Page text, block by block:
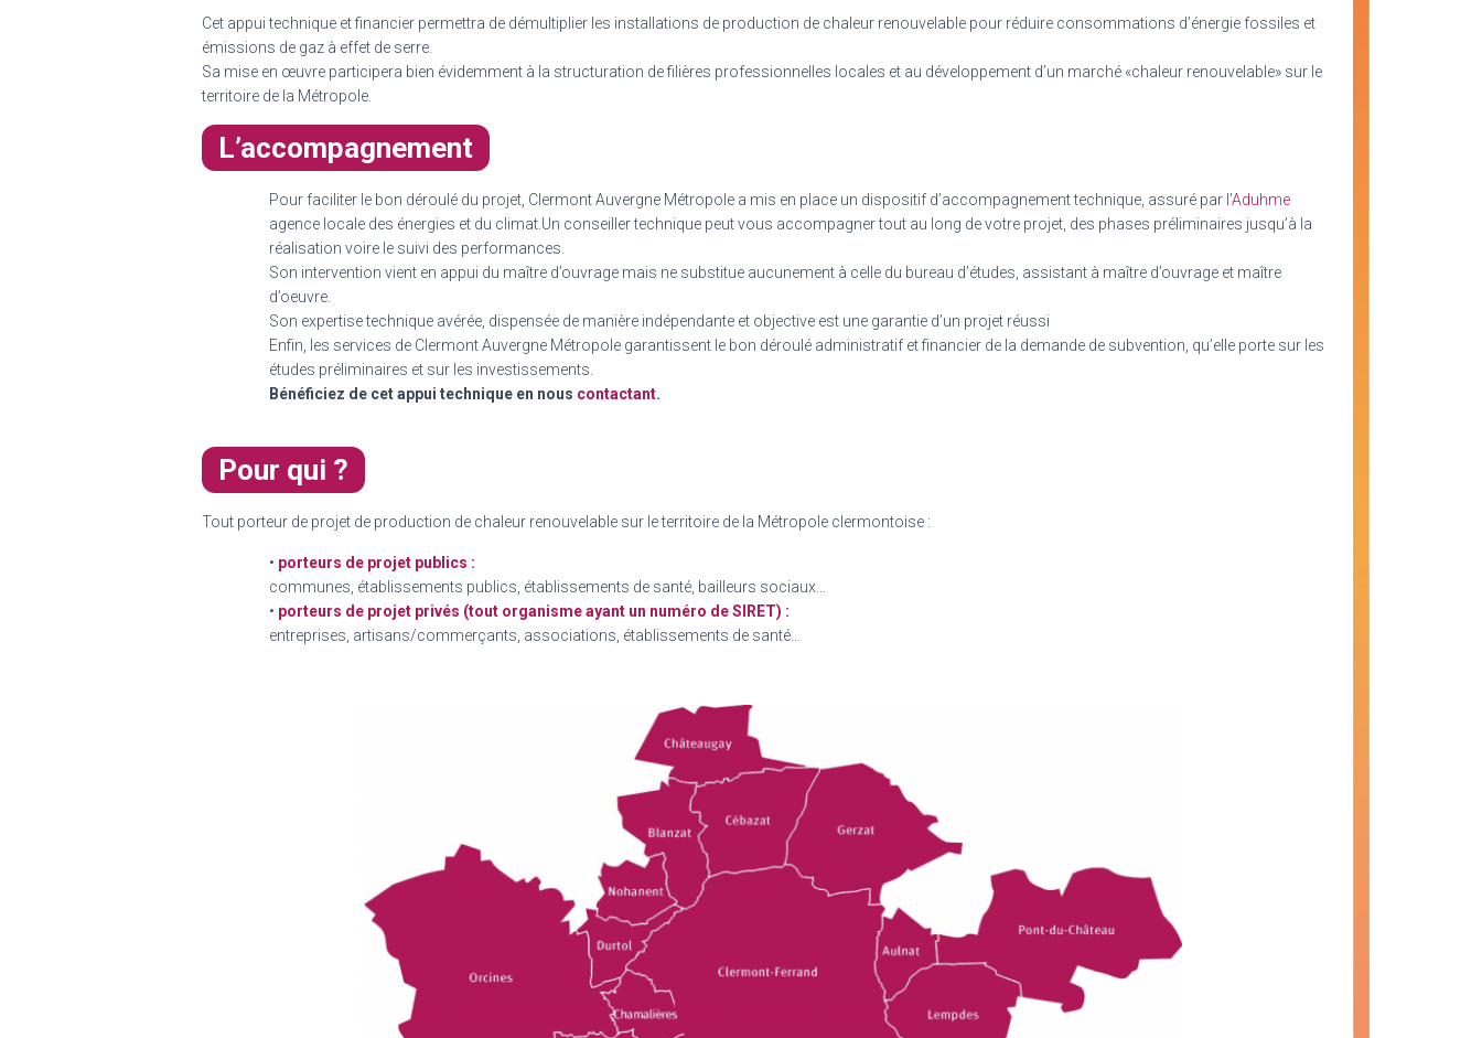
Cet appui technique et financier permettra de démultiplier les installations de production de chaleur renouvelable pour réduire consommations d’énergie fossiles et
émissions de gaz à effet de serre.
Sa mise en œuvre participera bien évidemment à la structuration de filières professionnelles locales et au développement d’un marché «chaleur renouvelable» sur le
territoire de la Métropole.
L’accompagnement
Pour faciliter le bon déroulé du projet, Clermont Auvergne Métropole a mis en place un dispositif d’accompagnement technique, assuré par l’Aduhme
agence locale des énergies et du climat.Un conseiller technique peut vous accompagner tout au long de votre projet, des phases préliminaires jusqu’à la
réalisation voire le suivi des performances.
Son intervention vient en appui du maître d’ouvrage mais ne substitue aucunement à celle du bureau d’études, assistant à maître d’ouvrage et maître
d’oeuvre.
Son expertise technique avérée, dispensée de manière indépendante et objective est une garantie d’un projet réussi
Enfin, les services de Clermont Auvergne Métropole garantissent le bon déroulé administratif et financier de la demande de subvention, qu’elle porte sur les
études préliminaires et sur les investissements.
Bénéficiez de cet appui technique en nous contactant.
Pour qui ?
Tout porteur de projet de production de chaleur renouvelable sur le territoire de la Métropole clermontoise :
• porteurs de projet publics :
communes, établissements publics, établissements de santé, bailleurs sociaux…
• porteurs de projet privés (tout organisme ayant un numéro de SIRET) :
entreprises, artisans/commerçants, associations, établissements de santé…